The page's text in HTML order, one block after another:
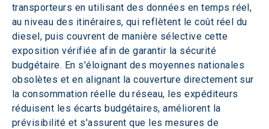
transporteurs en utilisant des données en temps réel,
au niveau des itinéraires, qui reflètent le coût réel du
diesel, puis couvrent de manière sélective cette
exposition vérifiée afin de garantir la sécurité
budgétaire. En s'éloignant des moyennes nationales
obsolètes et en alignant la couverture directement sur
la consommation réelle du réseau, les expéditeurs
réduisent les écarts budgétaires, améliorent la
prévisibilité et s'assurent que les mesures de